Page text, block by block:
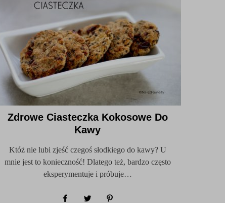
Zdrowe Ciasteczka Kokosowe Do
Kawy
Któż nie lubi zjeść czegoś słodkiego do kawy? U
mnie jest to konieczność! Dlatego też, bardzo często
eksperymentuje i próbuje…